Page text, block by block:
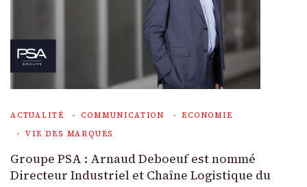
ACTUALITÉ COMMUNICATION
ECONOMIE
VIE DES MARQUES
Groupe PSA : Arnaud Deboeuf est nommé
Directeur Industriel et Chaîne Logistique du